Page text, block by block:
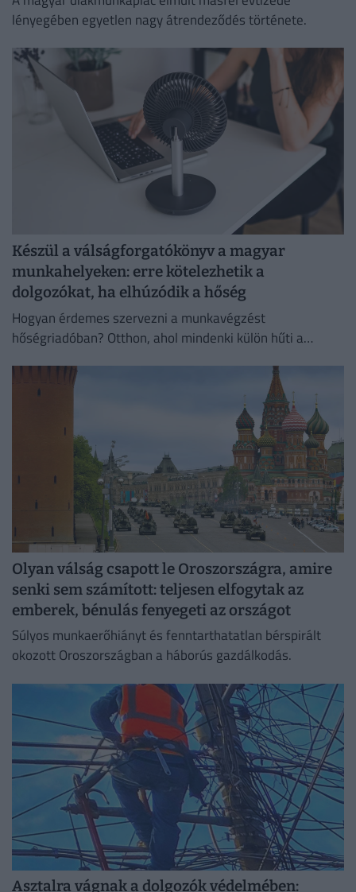
lényegében egyetlen nagy átrendeződés története.
Készül a válságforgatókönyv a magyar
munkahelyeken: erre kötelezhetik a
dolgozókat, ha elhúzódik a hőség
Hogyan érdemes szervezni a munkavégzést
hőségriadóban? Otthon, ahol mindenki külön hűti a
irodaházban, ahol a hűtés központilag működik.
Olyan válság csapott le Oroszországra, amire
senki sem számított: teljesen elfogytak az
emberek, bénulás fenyegeti az országot
Súlyos munkaerőhiányt és fenntarthatatlan bérspirált
okozott Oroszországban a háborús gazdálkodás.
Asztalra vágnak a dolgozók védelmében: